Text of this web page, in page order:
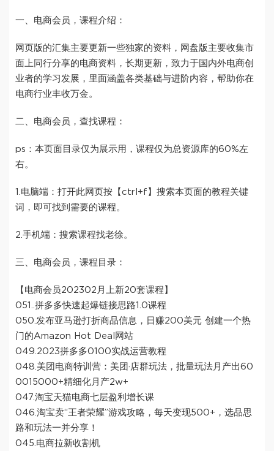
一、电商会员，课程介绍：
网页版的汇集主要更新一些独家的资料，网盘版主要收集市
面上同行分享的电商资料，长期更新，致力于国内外电商创
业者的学习发展，里面涵盖各类基础与进阶内容，帮助你在
电商行业丰收万金。
二、电商会员，查找课程：
ps：本页面目录仅为展示用，课程仅为总资源库的60%左
右。
1.电脑端：打开此网页按【ctrl+f】搜索本页面的教程关键
词，即可找到需要的课程。
2.手机端：搜索课程找老徐。
三、电商会员，课程目录：
【电商会员202302月上新20套课程】
051..拼多多快速起爆链接思路1.0课程
050.发布亚马逊打折商品信息，日赚200美元 创建一个热
门的Amazon Hot Deal网站
049.2023拼多多0100实战运营教程
048.美团电商特训营：美团·店群玩法，批量玩法月产出60
0015000+精细化月产2w+
047.淘宝天猫电商七层盈利增长课
046.淘宝卖“王者荣耀”游戏攻略，每天变现500+，选品思
路和玩法一并分享！
045.电商拉新收割机